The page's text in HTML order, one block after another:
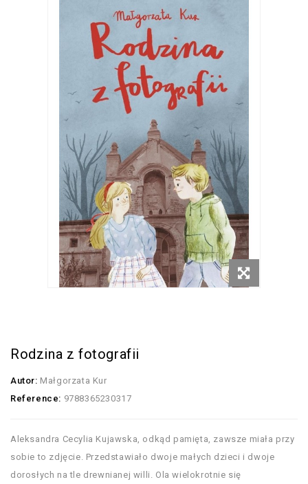
Rodzina z fotografii
Autor: Małgorzata Kur
Reference: 9788365230317
Aleksandra Cecylia Kujawska, odkąd pamięta, zawsze miała przy
sobie to zdjęcie. Przedstawiało dwoje małych dzieci i dwoje
dorosłych na tle drewnianej willi. Ola wielokrotnie się